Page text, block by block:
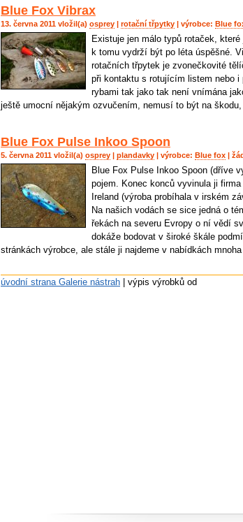
Blue Fox Vibrax
13. června 2011 vložil(a) osprey | rotační třpytky | výrobce: Blue
Existuje jen málo typů rotaček,
k tomu vydrží být po léta úspěšné.
rotačních třpytek je zvonečkovité
při kontaktu s rotujícím listem nebo
rybami tak jako tak není vnímána
ještě umocní nějakým ozvučením, nemusí to být na
Blue Fox Pulse Inkoo Spoon
5. června 2011 vložil(a) osprey | plandavky | výrobce: Blue fox |
Blue Fox Pulse Inkoo Spoon (dříve
pojem. Konec konců vyvinula ji
Ireland (výroba probíhala v irském
Na našich vodách se sice jedná o
řekách na severu Evropy o ní vědí
dokáže bodovat v široké škále
stránkách výrobce, ale stále ji najdeme v nabídkách mnoha
úvodní strana Galerie nástrah | výpis výrobků od